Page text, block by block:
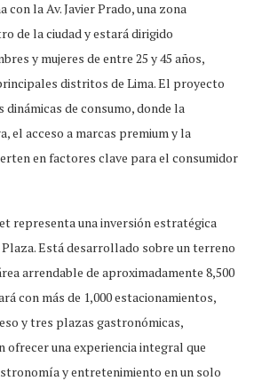
con la Av. Javier Prado, una zona
de la ciudad y estará dirigido
y mujeres de entre 25 y 45 años,
distritos de Lima. El proyecto
dinámicas de consumo, donde la
el acceso a marcas premium y la
en factores clave para el consumidor
representa una inversión estratégica
Está desarrollado sobre un terreno
arrendable de aproximadamente 8,500
con más de 1,000 estacionamientos,
y tres plazas gastronómicas,
ofrecer una experiencia integral que
y entretenimiento en un solo